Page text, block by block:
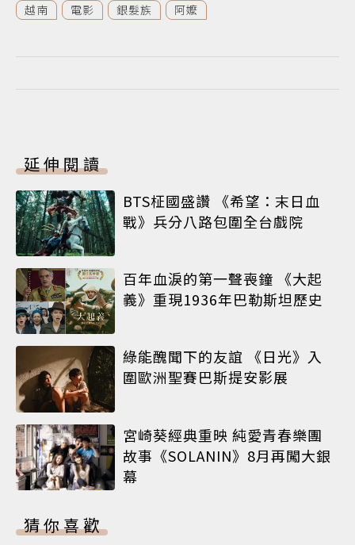
越南 電影 銀髮族 阿嬤
延伸閱讀
BTS柾國盛讚 《希望：末日血
戰》兵分八路包圍全台戲院
百年血淚的第一聲喪鐘 《大起
義》重現1936年巴勒斯坦歷史
綠能醜聞下的友誼 《日光》入
圍歐洲聖賽巴斯提安影展
宮崎葵經典重映 純愛青春樂團
故事《SOLANIN》8月再闖大銀
幕
猜你喜歡